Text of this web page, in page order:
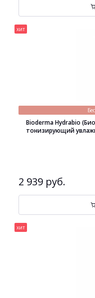
хит
Bioderma Hydrabio
тонизирующий
2 939 руб.
хит